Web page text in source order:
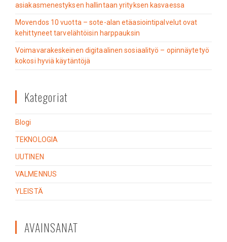
asiakasmenestyksen hallintaan yrityksen kasvaessa
Movendos 10 vuotta – sote-alan etäasiointipalvelut ovat
kehittyneet tarvelähtöisin harppauksin
Voimavarakeskeinen digitaalinen sosiaalityö – opinnäytetyö
kokosi hyviä käytäntöjä
Kategoriat
Blogi
TEKNOLOGIA
UUTINEN
VALMENNUS
YLEISTÄ
AVAINSANAT